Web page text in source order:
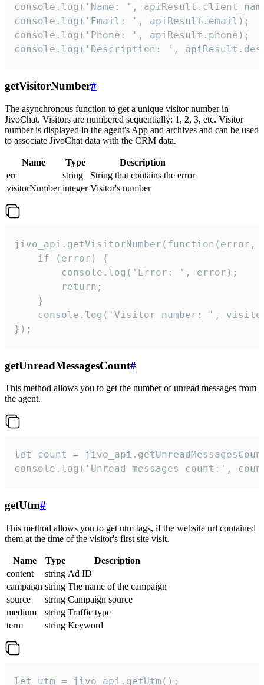
console.log('Name: ',
console.log('Email: ', apiResult.email);
console.log('Phone: ', apiResult.phone);
console.log('Description: ',
getVisitorNumber#
The asynchronous function to get a unique visitor number in
JivoChat. Visitors are numbered sequentially: 1, 2, 3, etc. Visitor
number is displayed in the agent's App and archives and can be used
to associate JivoChat data with the CRM data.
Name Type
Description
err
string
String that contains the error
visitorNumber integer Visitor's number
jivo_api.getVisitorNumber(function(error,
    if (error) {
        console.log('Error: ', error);
        return;
    }
console.log('Visitor number: ',
});
getUnreadMessagesCount#
This method allows you to get the number of unread messages from
the agent.
let count =
console.log('Unread messages count:',
getUtm#
This method allows you to get utm tags, if the website url contained
them at the time of the visitor's first site visit.
Name Type
Description
content
string Ad ID
campaign string The name of the campaign
source
string Campaign source
medium
string Traffic type
term
string Keyword
let utm = jivo_api.getUtm();